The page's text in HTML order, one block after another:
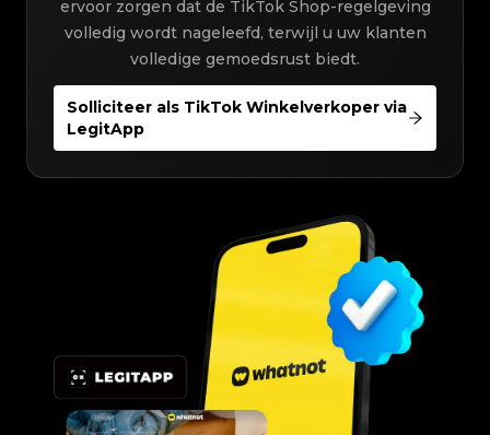
ervoor zorgen dat de TikTok Shop-regelgeving
volledig wordt nageleefd, terwijl u uw klanten
volledige gemoedsrust biedt.
Solliciteer als TikTok Winkelverkoper via
LegitApp